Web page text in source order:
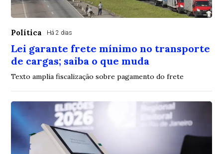
Política Há 2 dias
Lei garante frete mínimo no transporte
de cargas; saiba o que muda
Texto amplia fiscalização sobre pagamento do frete